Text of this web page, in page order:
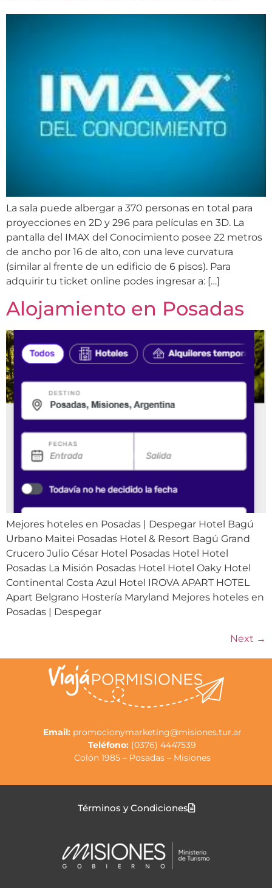
La sala puede albergar a 370 personas en total para
proyecciones en 2D y 296 para películas en 3D. La
pantalla del IMAX del Conocimiento posee 22 metros
de ancho por 16 de alto, con una leve curvatura
(similar al frente de un edificio de 6 pisos). Para
adquirir tu ticket online podes ingresar a: […]
Alojamiento en Posadas
Mejores hoteles en Posadas | Despegar Hotel Bagú
Urbano Maitei Posadas Hotel & Resort Bagú Grand
Crucero Julio César Hotel Posadas Hotel Hotel
Posadas La Misión Posadas Hotel Hotel Oaky Hotel
Continental Costa Azul Hotel IROVA APART HOTEL
Apart Belgrano Hostería Maryland Mejores hoteles en
Posadas | Despegar
Next →
Email:promocionymarketing@misiones.tur.ar
Teléfono: (0376) 4447539
Colón 1985 – Posadas – Misiones
Términos y Condiciones